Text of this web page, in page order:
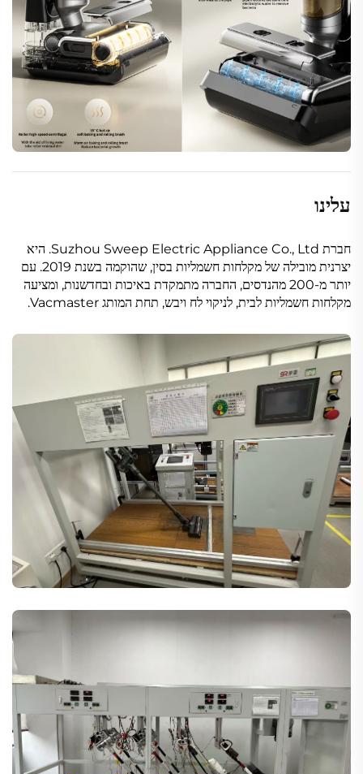
עלינו
חברת Suzhou Sweep Electric Appliance Co., Ltd. היא
יצרנית מובילה של מקלחות חשמליות בסין, שהוקמה בשנת 2019. עם
יותר מ-200 מהנדסים, החברה מתמקדת באיכות ובחדשנות, ומציעה
מקלחות חשמליות לבית, לניקוי לח ויבש, תחת המותג Vacmaster.